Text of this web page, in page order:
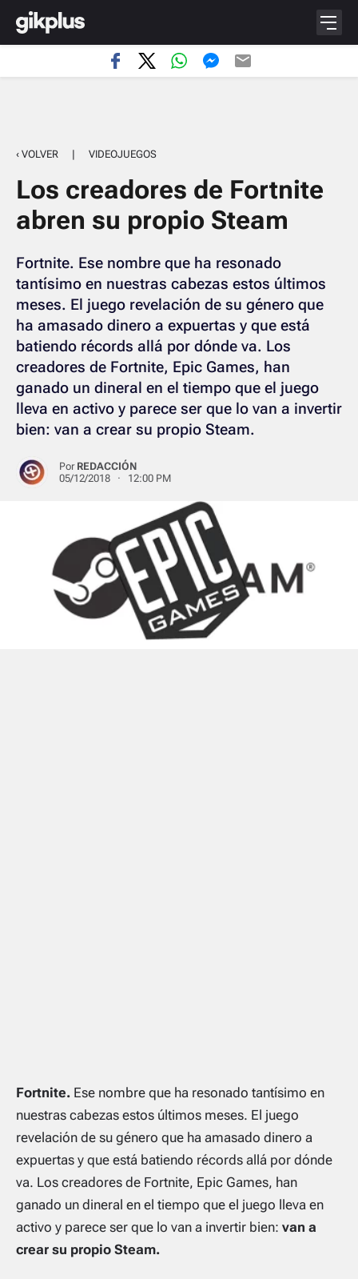
‹ VOLVER | VIDEOJUEGOS
Los creadores de Fortnite
abren su propio Steam
Fortnite. Ese nombre que ha resonado
tantísimo en nuestras cabezas estos últimos
meses. El juego revelación de su género que
ha amasado dinero a expuertas y que está
batiendo récords allá por dónde va. Los
creadores de Fortnite, Epic Games, han
ganado un dineral en el tiempo que el juego
lleva en activo y parece ser que lo van a invertir
bien: van a crear su propio Steam.
Por REDACCIÓN
05/12/2018 · 12:00 PM
Fortnite. Ese nombre que ha resonado tantísimo en
nuestras cabezas estos últimos meses. El juego
revelación de su género que ha amasado dinero a
expuertas y que está batiendo récords allá por dónde
va. Los creadores de Fortnite, Epic Games, han
ganado un dineral en el tiempo que el juego lleva en
activo y parece ser que lo van a invertir bien: van a
crear su propio Steam.